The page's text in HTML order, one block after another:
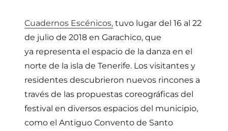
Cuadernos Escénicos,tuvo lugar del 16 al 22
de julio de 2018 en Garachico, que
ya representa el espacio de la danza en el
norte de la isla de Tenerife. Los visitantes y
residentes descubrieron nuevos rincones a
través de las propuestas coreográficas del
festival en diversos espacios del municipio,
como el Antiguo Convento de Santo